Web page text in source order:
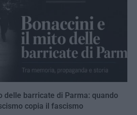
delle barricate di Parma: quando
copia il fascismo